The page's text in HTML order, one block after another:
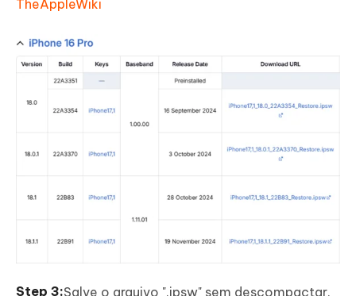
TheAppleWiki
Salve o arquivo ".ipsw" sem descompactar.